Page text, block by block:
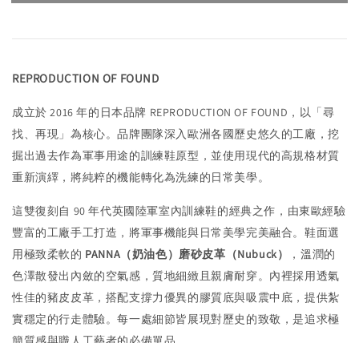
REPRODUCTION OF FOUND
成立於 2016 年的日本品牌 REPRODUCTION OF FOUND，以「尋
找、再現」為核心。品牌團隊深入歐洲各國歷史悠久的工廠，挖
掘出過去作為軍事用途的訓練鞋原型，並使用現代的高規格材質
重新演繹，將純粹的機能轉化為洗練的日常美學。
這雙復刻自 90 年代英國陸軍室內訓練鞋的經典之作，由東歐經驗
豐富的工廠手工打造，將軍事機能與日常美學完美融合。鞋面選
用極致柔軟的 PANNA（奶油色）磨砂皮革（Nubuck）
，溫潤的
色澤散發出內斂的空氣感，質地細緻且親膚耐穿。內裡採用透氣
性佳的豬皮皮革，搭配支撐力優異的膠質底與吸震中底，提供紮
實穩定的行走體驗。每一處細節皆展現對歷史的致敬，是追求極